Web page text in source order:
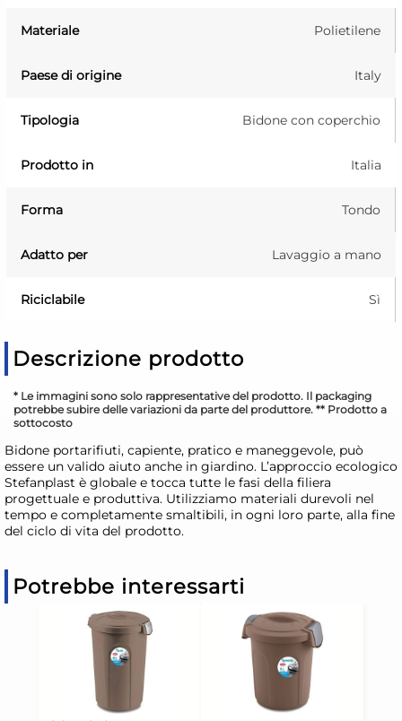
Materiale Polietilene
Paese di origine Italy
Tipologia Bidone con coperchio
Prodotto in Italia
Forma Tondo
Adatto per Lavaggio a mano
Riciclabile Sì
Descrizione prodotto
* Le immagini sono solo rappresentative del prodotto. Il packaging
potrebbe subire delle variazioni da parte del produttore. ** Prodotto a
sottocosto
Bidone portarifiuti, capiente, pratico e maneggevole, può
essere un valido aiuto anche in giardino. L’approccio ecologico
Stefanplast è globale e tocca tutte le fasi della filiera
progettuale e produttiva. Utilizziamo materiali durevoli nel
tempo e completamente smaltibili, in ogni loro parte, alla fine
del ciclo di vita del prodotto.
Potrebbe interessarti